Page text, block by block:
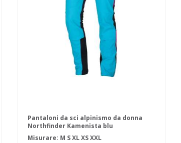
Pantaloni da sci alpinismo da donna
Northfinder Kamenista blu
Misurare: M SXLXSXXL